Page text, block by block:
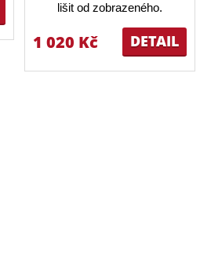
lišit od zobrazeného.
DETAIL
1 020 Kč